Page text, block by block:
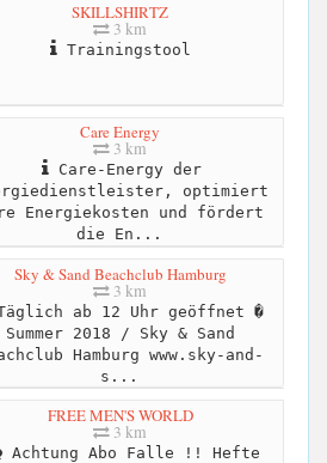
SKILLSHIRTZ
3 km
Trainingstool
Care Energy
3 km
Care-Energy der
optimiert
Energiekosten und fördert
die En...
Sky & Sand Beachclub Hamburg
3 km
ab 12 Uhr geöffnet �
Summer 2018 / Sky & Sand
Hamburg www.sky-and-
s...
FREE MEN'S WORLD
3 km
Achtung Abo Falle !! Hefte